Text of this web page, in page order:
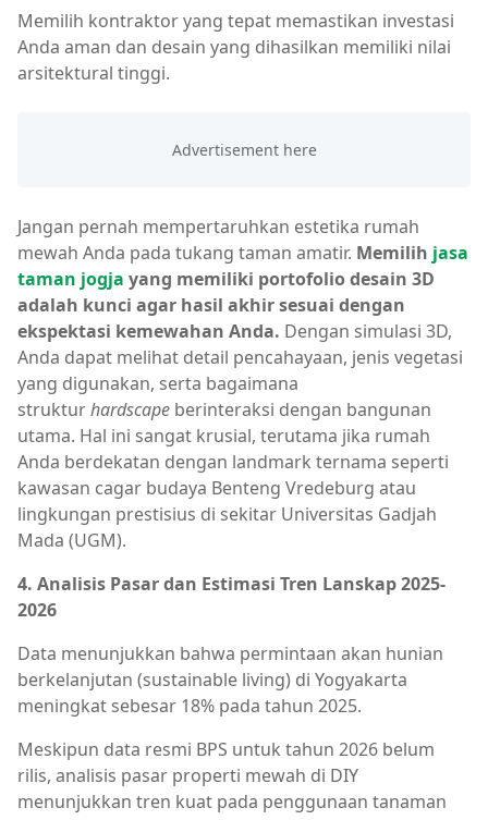
Memilih kontraktor yang tepat memastikan investasi
Anda aman dan desain yang dihasilkan memiliki nilai
arsitektural tinggi.
Jangan pernah mempertaruhkan estetika rumah
mewah Anda pada tukang taman amatir. Memilih jasa
taman jogja yang memiliki portofolio desain 3D
adalah kunci agar hasil akhir sesuai dengan
ekspektasi kemewahan Anda. Dengan simulasi 3D,
Anda dapat melihat detail pencahayaan, jenis vegetasi
yang digunakan, serta bagaimana
strukturhardscape berinteraksi dengan bangunan
utama. Hal ini sangat krusial, terutama jika rumah
Anda berdekatan dengan landmark ternama seperti
kawasan cagar budaya Benteng Vredeburg atau
lingkungan prestisius di sekitar Universitas Gadjah
Mada (UGM).
4. Analisis Pasar dan Estimasi Tren Lanskap 2025-
2026
Data menunjukkan bahwa permintaan akan hunian
berkelanjutan (sustainable living) di Yogyakarta
meningkat sebesar 18% pada tahun 2025.
Meskipun data resmi BPS untuk tahun 2026 belum
rilis, analisis pasar properti mewah di DIY
menunjukkan tren kuat pada penggunaan tanaman